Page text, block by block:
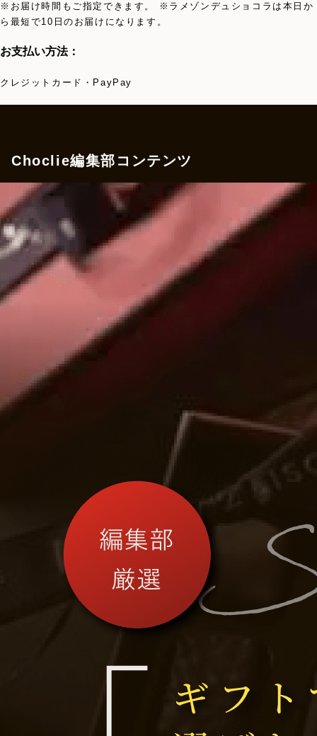
※お届け時間もご指定できます。 ※ラメゾンデュショコラは本日か
ら最短で10日のお届けになります。
お支払い方法：
クレジットカード・PayPay
Choclie編集部コンテンツ